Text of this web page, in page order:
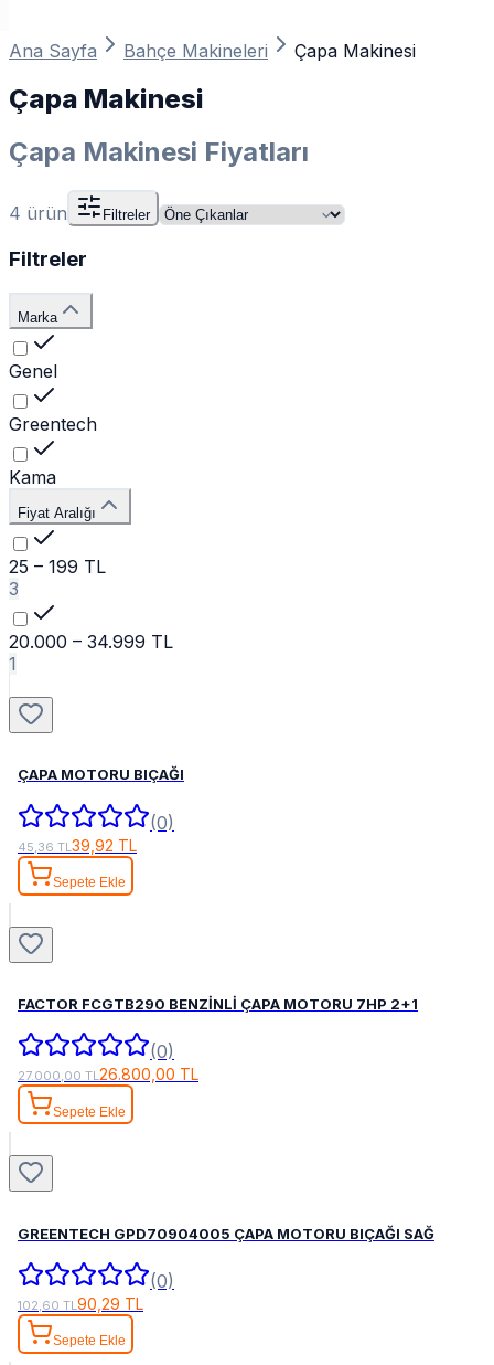
Ana Sayfa Bahçe Makineleri Çapa Makinesi
Çapa Makinesi
Çapa Makinesi Fiyatları
4 ürün Filtreler
Filtreler
Marka
Genel
Greentech
Kama
Fiyat Aralığı
25 – 199 TL
3
20.000 – 34.999 TL
1
ÇAPA MOTORU BIÇAĞI
(0)
45,36 TL 39,92 TL
Sepete Ekle
FACTOR FCGTB290 BENZİNLİ ÇAPA MOTORU 7HP 2+1
(0)
27.000,00 TL26.800,00 TL
Sepete Ekle
GREENTECH GPD70904005 ÇAPA MOTORU BIÇAĞI SAĞ
(0)
102,60 TL90,29 TL
Sepete Ekle